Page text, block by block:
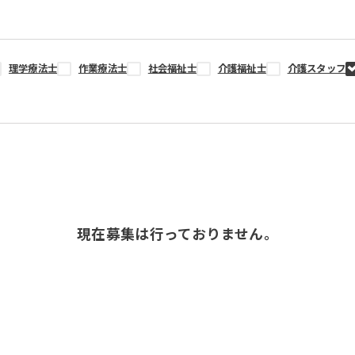
理学療法士 作業療法士 社会福祉士 介護福祉士 介護スタッフ
現在募集は行っておりません。